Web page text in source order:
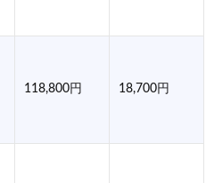
118,800円 18,700円